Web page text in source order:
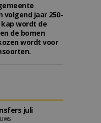
volgend jaar 250-
wordt de
de bomen
wordt voor
juli